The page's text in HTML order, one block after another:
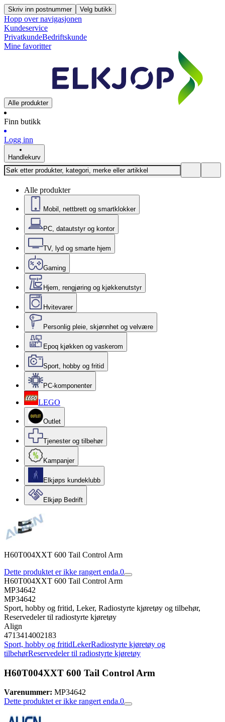
Skriv inn postnummer Velg butikk
Hopp over navigasjonen
Kundeservice
PrivatkundeBedriftskunde
Mine favoritter
Alle produkter
Finn butikk
Logg inn
Handlekurv
Alle produkter
Mobil, nettbrett og smartklokker
PC, datautstyr og kontor
TV, lyd og smarte hjem
Gaming
Hjem, rengjøring og kjøkkenutstyr
Hvitevarer
Personlig pleie, skjønnhet og velvære
Epoq kjøkken og vaskerom
Sport, hobby og fritid
PC-komponenter
LEGO
Outlet
Tjenester og tilbehør
Kampanjer
Elkjøps kundeklubb
Elkjøp Bedrift
H60T004XXT 600 Tail Control Arm
Dette produktet er ikke rangert enda.0
H60T004XXT 600 Tail Control Arm
MP34642
MP34642
Sport, hobby og fritid, Leker, Radiostyrte kjøretøy og tilbehør,
Reservedeler til radiostyrte kjøretøy
Align
4713414002183
Sport, hobby og fritidLekerRadiostyrte kjøretøy og
tilbehørReservedeler til radiostyrte kjøretøy
H60T004XXT 600 Tail Control Arm
Varenummer: MP34642
Dette produktet er ikke rangert enda.0